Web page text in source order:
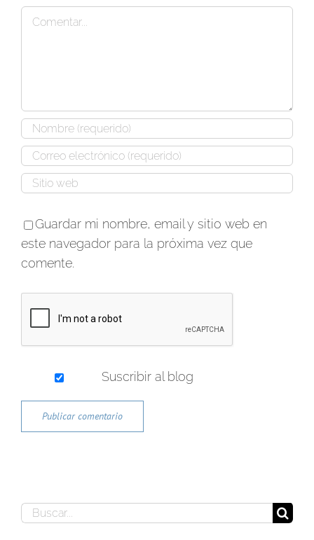
Comentar
Guardar mi nombre, email y sitio web en
este navegador para la próxima vez que
comente.
Suscribir al blog
Buscar: